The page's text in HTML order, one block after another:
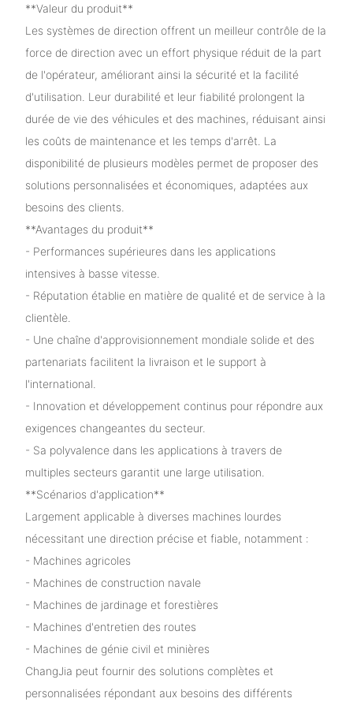
**Valeur du produit**
Les systèmes de direction offrent un meilleur contrôle de la
force de direction avec un effort physique réduit de la part
de l'opérateur, améliorant ainsi la sécurité et la facilité
d'utilisation. Leur durabilité et leur fiabilité prolongent la
durée de vie des véhicules et des machines, réduisant ainsi
les coûts de maintenance et les temps d'arrêt. La
disponibilité de plusieurs modèles permet de proposer des
solutions personnalisées et économiques, adaptées aux
besoins des clients.
**Avantages du produit**
- Performances supérieures dans les applications
intensives à basse vitesse.
- Réputation établie en matière de qualité et de service à la
clientèle.
- Une chaîne d'approvisionnement mondiale solide et des
partenariats facilitent la livraison et le support à
l'international.
- Innovation et développement continus pour répondre aux
exigences changeantes du secteur.
- Sa polyvalence dans les applications à travers de
multiples secteurs garantit une large utilisation.
**Scénarios d'application**
Largement applicable à diverses machines lourdes
nécessitant une direction précise et fiable, notamment :
- Machines agricoles
- Machines de construction navale
- Machines de jardinage et forestières
- Machines d'entretien des routes
- Machines de génie civil et minières
ChangJia peut fournir des solutions complètes et
personnalisées répondant aux besoins des différents